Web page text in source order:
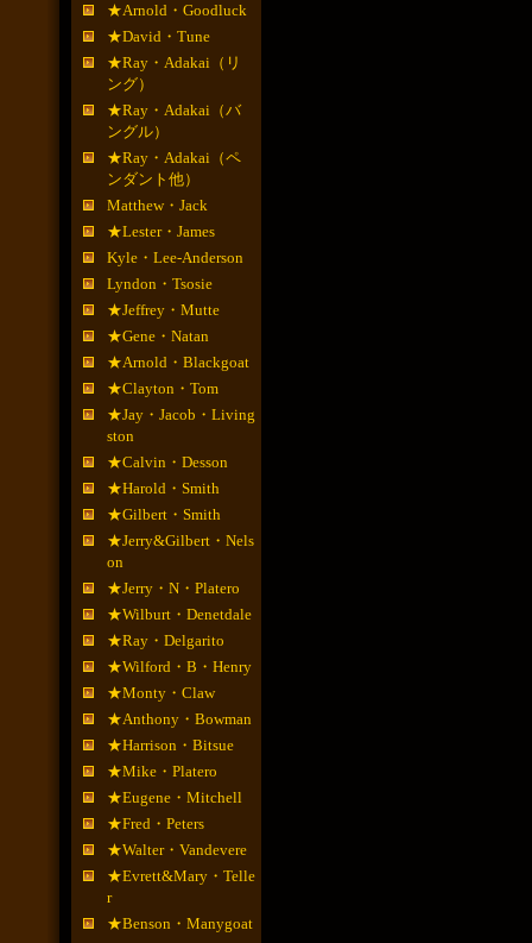
★Arnold・Goodluck
★David・Tune
★Ray・Adakai（リ
ング）
★Ray・Adakai（バ
ングル）
★Ray・Adakai（ペ
ンダント他）
Matthew・Jack
★Lester・James
Kyle・Lee-Anderson
Lyndon・Tsosie
★Jeffrey・Mutte
★Gene・Natan
★Arnold・Blackgoat
★Clayton・Tom
★Jay・Jacob・Living
ston
★Calvin・Desson
★Harold・Smith
★Gilbert・Smith
★Jerry&Gilbert・Nels
on
★Jerry・N・Platero
★Wilburt・Denetdale
★Ray・Delgarito
★Wilford・B・Henry
★Monty・Claw
★Anthony・Bowman
★Harrison・Bitsue
★Mike・Platero
★Eugene・Mitchell
★Fred・Peters
★Walter・Vandevere
★Evrett&Mary・Telle
r
★Benson・Manygoat